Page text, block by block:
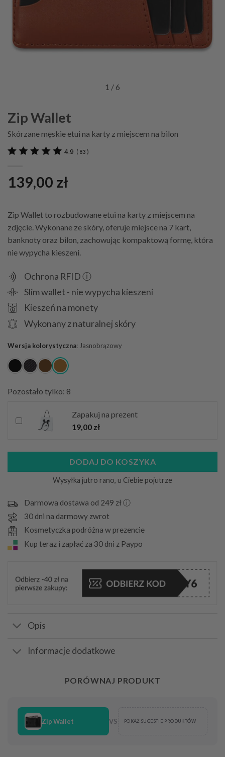
1 / 6
Zip Wallet
Skórzane męskie etui na karty z miejscem na bilon
4.9 ( 83 )
139,00 zł
Zip Wallet to rozbudowane etui na karty z miejscem na
zdjęcie. Wykonane ze skóry, oferuje miejsce na 7 kart,
banknoty oraz bilon, zachowując kompaktową formę, która
nie wypycha kieszeni.
Ochrona RFID ⓘ
Slim wallet - nie wypycha kieszeni
Kieszeń na monety
Wykonany z naturalnej skóry
Wersja kolorystyczna: Jasnobrązowy
Pozostało tylko: 8
Zapakuj na prezent
19,00 zł
DODAJ DO KOSZYKA
Wysyłka jutro rano, u Ciebie pojutrze
Darmowa dostawa od 249 zł ⓘ
30 dni na darmowy zwrot
Kosmetyczka podróżna w prezencie
Kup teraz i zapłać za 30 dni z Paypo
Opis
Informacje dodatkowe
PORÓWNAJ PRODUKT
Zip Wallet VS POKAŻ SUGESTIE PRODUKTÓW